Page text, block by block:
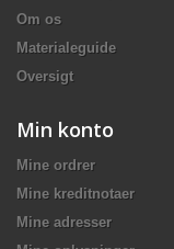
Om os
Materialeguide
Oversigt
Min konto
Mine ordrer
Mine kreditnotaer
Mine adresser